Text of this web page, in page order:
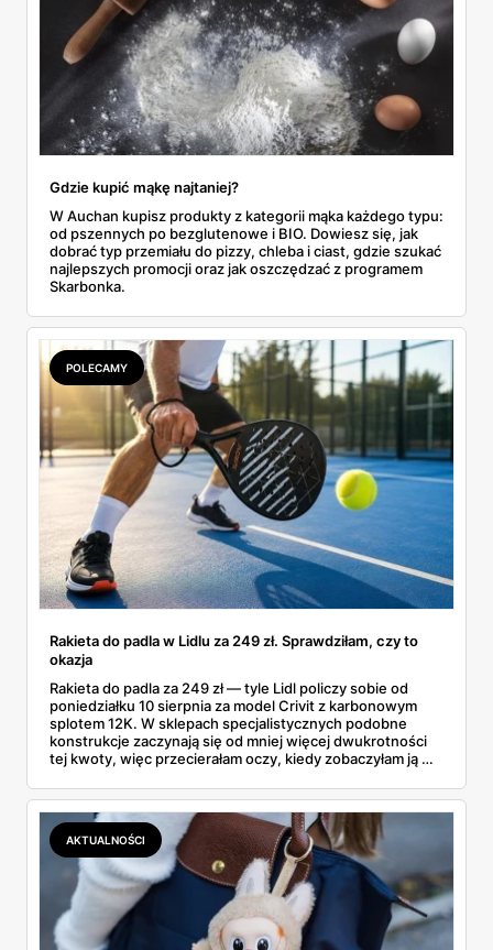
Gdzie kupić mąkę najtaniej?
W Auchan kupisz produkty z kategorii mąka każdego typu:
od pszennych po bezglutenowe i BIO. Dowiesz się, jak
dobrać typ przemiału do pizzy, chleba i ciast, gdzie szukać
najlepszych promocji oraz jak oszczędzać z programem
Skarbonka.
POLECAMY
Rakieta do padla w Lidlu za 249 zł. Sprawdziłam, czy to
okazja
Rakieta do padla za 249 zł — tyle Lidl policzy sobie od
poniedziałku 10 sierpnia za model Crivit z karbonowym
splotem 12K. W sklepach specjalistycznych podobne
konstrukcje zaczynają się od mniej więcej dwukrotności
tej kwoty, więc przecierałam oczy, kiedy zobaczyłam ją w
najszybciej rosnący sport w Polsce: kortów przybywa
lawinowo, a chętnych jeszcze szybciej. Sprawdziłam, co
dokładnie dostajemy za te pieniądze i komu taka rakieta
faktycznie wystarczy.
AKTUALNOŚCI